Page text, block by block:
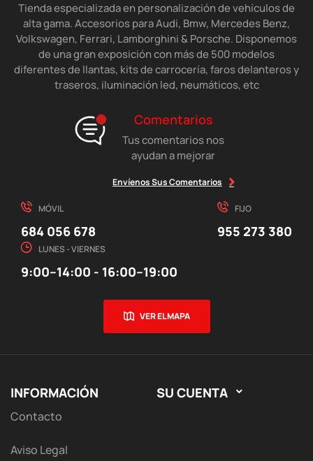
Tienda especializada en personalización de vehículos de
alta gama. Accesorios para Audi, Bmw, Mercedes Benz,
Volkswagen, Ferrari, Lamborghini & Porsche. Disponemos
de una gran exposición con más de 500 modelos
diferentes de llantas, kits de carrocería, faros delanteros y
traseros, iluminación led, neumáticos, etc
Comentarios
Tus comentarios nos
ayudan a mejorar
Envíenos Sus Comentarios
MÓVIL
684 056 678
FIJO
955 273 380
LUNES - VIERNES
9:00–14:00 - 16:00–19:00
VER EL MAPA
INFORMACIÓN
Contacto
Aviso Legal
SU CUENTA 